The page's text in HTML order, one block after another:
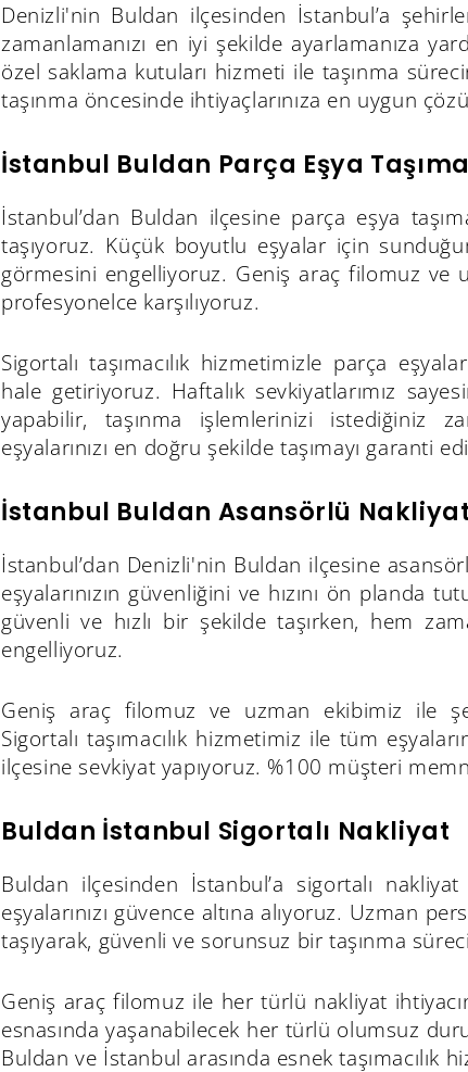
Denizli'nin Buldan ilçesinden İstanbul’a
zamanlamanızı en iyi şekilde ayarlamanıza
özel saklama kutuları hizmeti ile taşınma
taşınma öncesinde ihtiyaçlarınıza en uygun
İstanbul Buldan Parça Eşya Taşıma
İstanbul’dan Buldan ilçesine parça eşya
taşıyoruz. Küçük boyutlu eşyalar için
görmesini engelliyoruz. Geniş araç filomuz ve
profesyonelce karşılıyoruz.
Sigortalı taşımacılık hizmetimizle parça
hale getiriyoruz. Haftalık sevkiyatlarımız
yapabilir, taşınma işlemlerinizi istediğiniz
eşyalarınızı en doğru şekilde taşımayı garanti
İstanbul Buldan Asansörlü
İstanbul’dan Denizli'nin Buldan ilçesine
eşyalarınızın güvenliğini ve hızını ön planda
güvenli ve hızlı bir şekilde taşırken, hem
engelliyoruz.
Geniş araç filomuz ve uzman ekibimiz ile
Sigortalı taşımacılık hizmetimiz ile tüm
ilçesine sevkiyat yapıyoruz. %100 müşteri
Buldan İstanbul Sigortalı Nakliyat
Buldan ilçesinden İstanbul’a sigortalı
eşyalarınızı güvence altına alıyoruz. Uzman
taşıyarak, güvenli ve sorunsuz bir taşınma
Geniş araç filomuz ile her türlü nakliyat
esnasında yaşanabilecek her türlü olumsuz
Buldan ve İstanbul arasında esnek taşımacılık